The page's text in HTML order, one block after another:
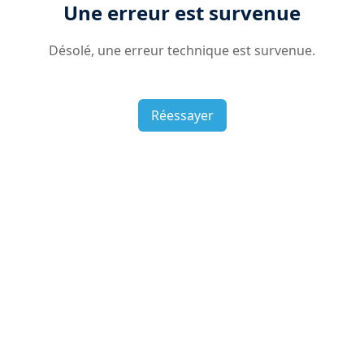
Une erreur est survenue
Désolé, une erreur technique est survenue.
Réessayer